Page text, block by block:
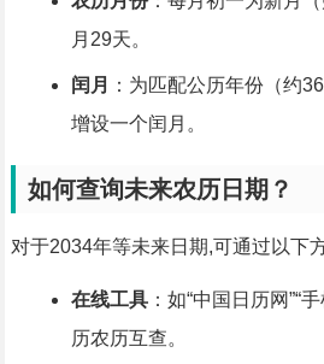
月29天。
闰月
：为匹配公历年份（约
增设一个闰月。
如何查询未来农历日期？
对于2034年等未来日期,可通过以下
在线工具：如“中国日历网”“
历农历互查。